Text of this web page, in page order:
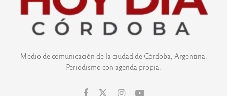
Medio de comunicación de la ciudad de Córdoba, Argentina.
Periodismo con agenda propia.